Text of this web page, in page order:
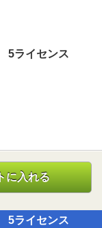
5ライセンス
に入れる
5ライセンス